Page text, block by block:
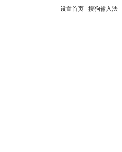
设置首页 - 搜狗输入法 -